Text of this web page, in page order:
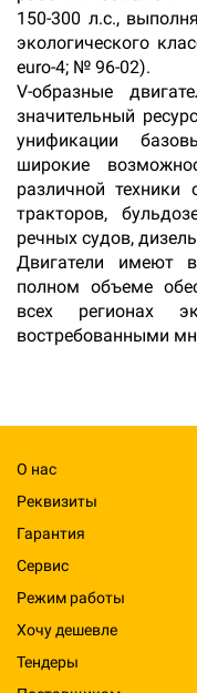
150-300 л.с.,
экологического
euro-4; № 96-02).
V-образные
значительный
унификации
широкие
различной
тракторов,
речных судов,
Двигатели имеют
полном объеме
всех регионах
востребованными
О нас
Реквизиты
Гарантия
Сервис
Режим работы
Хочу дешевле
Тендеры